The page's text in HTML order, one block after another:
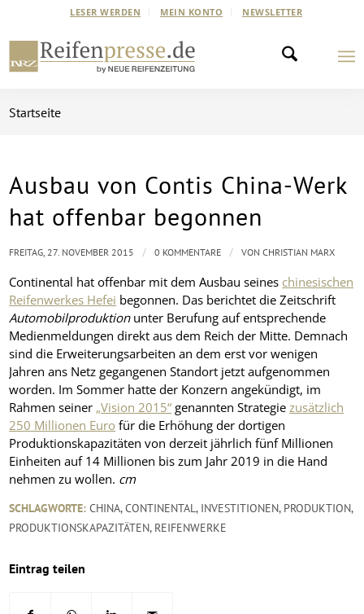
LESER WERDEN MEIN KONTO NEWSLETTER
Startseite
Ausbau von Contis China-Werk
hat offenbar begonnen
Continental hat offenbar mit dem Ausbau seines chinesischen
Reifenwerkes Hefei begonnen. Das berichtet die Zeitschrift
Automobilproduktionunter Berufung auf entsprechende
Medienmeldungen direkt aus dem Reich der Mitte. Demnach
sind die Erweiterungsarbeiten an dem erst vor wenigen
Jahren ans Netz gegangenen Standort jetzt aufgenommen
worden. Im Sommer hatte der Konzern angekündigt, im
Rahmen seiner „Vision 2015“ genannten Strategie zusätzlich
250 Millionen Euro für die Erhöhung der dortigen
Produktionskapazitäten von derzeit jährlich fünf Millionen
Einheiten auf 14 Millionen bis zum Jahr 2019 in die Hand
nehmen zu wollen. cm
FREITAG, 27. NOVEMBER 2015 / 0 KOMMENTARE / VONCHRISTIAN MARX
SCHLAGWORTE: CHINA,CONTINENTAL, INVESTITIONEN, PRODUKTION,
PRODUKTIONSKAPAZITÄTEN, REIFENWERKE
Eintrag teilen